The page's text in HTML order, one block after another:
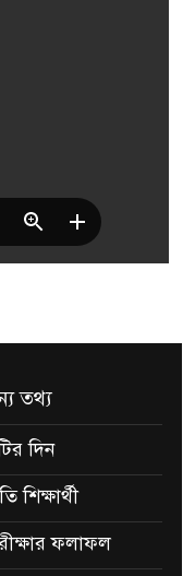
তথ্য
দিন
শিক্ষার্থী
ফলাফল